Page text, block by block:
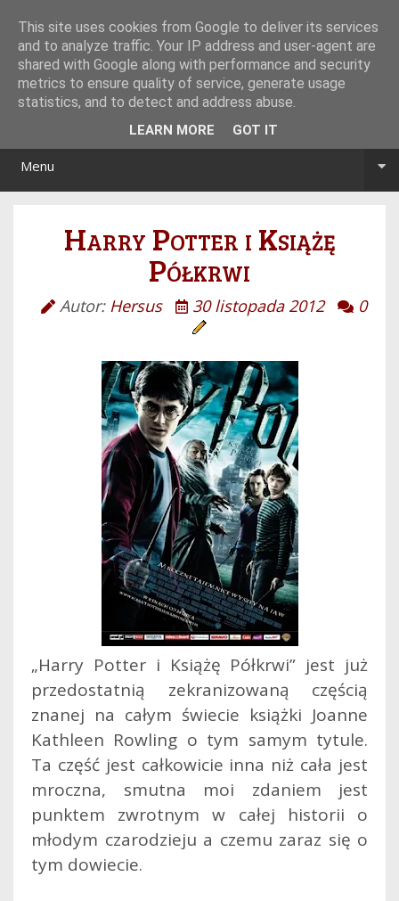
Menu
Harry Potter i Książę
Półkrwi
Autor: Hersus 30 listopada 2012 0
„Harry Potter i Książę Półkrwi” jest już
przedostatnią zekranizowaną częścią
znanej na całym świecie książki Joanne
Kathleen Rowling o tym samym tytule.
Ta część jest całkowicie inna niż cała jest
mroczna, smutna moi zdaniem jest
punktem zwrotnym w całej historii o
młodym czarodzieju a czemu zaraz się o
tym dowiecie.
This site uses cookies from Google to deliver its services
and to analyze traffic. Your IP address and user-agent are
shared with Google along with performance and security
metrics to ensure quality of service, generate usage
statistics, and to detect and address abuse.
LEARN MORE GOT IT